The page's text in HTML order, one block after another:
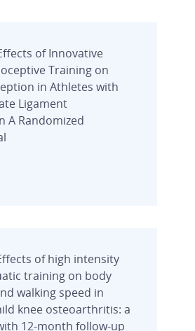
of Innovative
Training on
in Athletes with
Ligament
A Randomized
of high intensity
training on body
walking speed in
knee osteoarthritis: a
12-month follow-up